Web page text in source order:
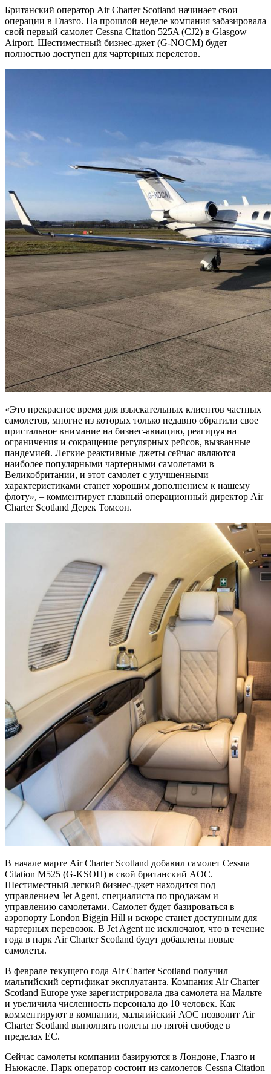
Британский оператор Air Charter Scotland начинает свои
операции в Глазго. На прошлой неделе компания забазировала
свой первый самолет Cessna Citation 525A (CJ2) в Glasgow
Airport. Шестиместный бизнес-джет (G-NOCM) будет
полностью доступен для чартерных перелетов.
«Это прекрасное время для взыскательных клиентов частных
самолетов, многие из которых только недавно обратили свое
пристальное внимание на бизнес-авиацию, реагируя на
ограничения и сокращение регулярных рейсов, вызванные
пандемией. Легкие реактивные джеты сейчас являются
наиболее популярными чартерными самолетами в
Великобритании, и этот самолет с улучшенными
характеристиками станет хорошим дополнением к нашему
флоту», – комментирует главный операционный директор Air
Charter Scotland Дерек Томсон.
В начале марте Air Charter Scotland добавил самолет Cessna
Citation M525 (G-KSOH) в свой британский AOC.
Шестиместный легкий бизнес-джет находится под
управлением Jet Agent, специалиста по продажам и
управлению самолетами. Самолет будет базироваться в
аэропорту London Biggin Hill и вскоре станет доступным для
чартерных перевозок. В Jet Agent не исключают, что в течение
года в парк Air Charter Scotland будут добавлены новые
самолеты.
В феврале текущего года Air Charter Scotland получил
мальтийский сертификат эксплуатанта. Компания Air Charter
Scotland Europe уже зарегистрировала два самолета на Мальте
и увеличила численность персонала до 10 человек. Как
комментируют в компании, мальтийский АОС позволит Air
Charter Scotland выполнять полеты по пятой свободе в
пределах ЕС.
Сейчас самолеты компании базируются в Лондоне, Глазго и
Ньюкасле. Парк оператор состоит из самолетов Cessna Citation